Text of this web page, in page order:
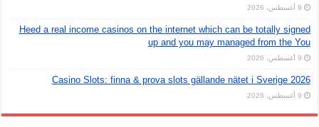
9 أغسطس، 2026
Heed a real income casinos on the internet which can be totally signed
up and you may managed from the You
9 أغسطس، 2026
Casino Slots: finna & prova slots gällande nätet i Sverige 2026
9 أغسطس، 2026